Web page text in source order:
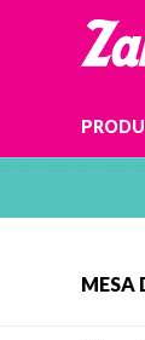
MESA